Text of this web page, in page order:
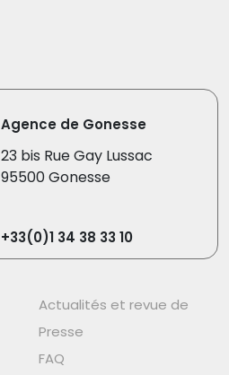
Agence de Gonesse
23 bis Rue Gay Lussac
95500 Gonesse
+33(0)1 34 38 33 10
Actualités et revue de
Presse
FAQ